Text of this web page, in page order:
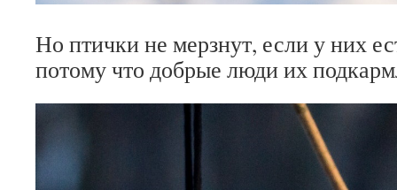
Но птички не мерзнут, если у них
потому что добрые люди их